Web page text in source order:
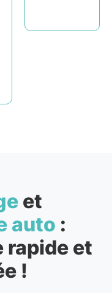
et
auto :
rapide et
!